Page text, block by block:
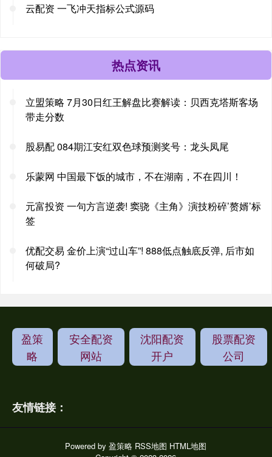
云配资 一飞冲天指标公式源码
热点资讯
立盟策略 7月30日红王解盘比赛解读：贝西克塔斯客场
带走分数
股易配 084期江安红双色球预测奖号：龙头凤尾
乐蒙网 中国最下饭的城市，不在湖南，不在四川！
元富投资 一句方言逆袭! 窦骁《主角》演技粉碎’赘婿’标
签
优配交易 金价上演“过山车”! 888低点触底反弹, 后市如
何破局?
盈策
略
安全配资
网站
沈阳配资
开户
股票配资
公司
友情链接：
Powered by盈策略 RSS地图 HTML地图